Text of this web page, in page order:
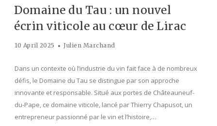
Domaine du Tau : un nouvel
écrin viticole au cœur de Lirac
10 April 2025 Julien Marchand
Dans un contexte où l’industrie du vin fait face à de nombreux
défis, le Domaine du Tau se distingue par son approche
innovante et responsable. Situé aux portes de Châteauneuf-
du-Pape, ce domaine viticole, lancé par Thierry Chapusot, un
entrepreneur passionné par le vin et l’histoire,…